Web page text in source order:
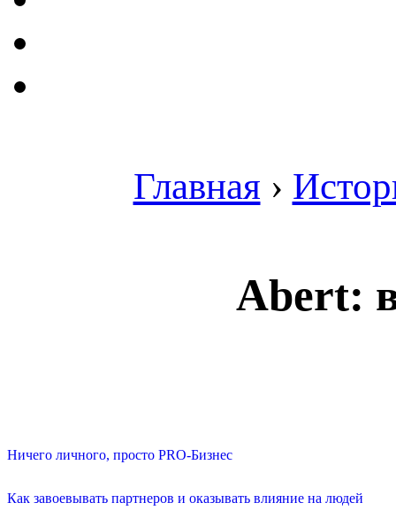
Главная ›
Abert:
Ничего личного, просто PRO-Бизнес
Как завоевывать партнеров и оказывать влияние на людей